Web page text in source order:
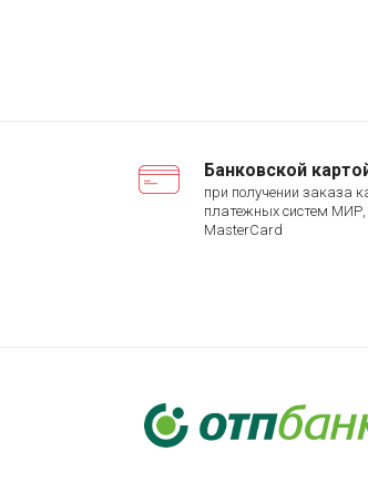
Банковской
при получении заказа
платежных систем МИР,
MasterCard